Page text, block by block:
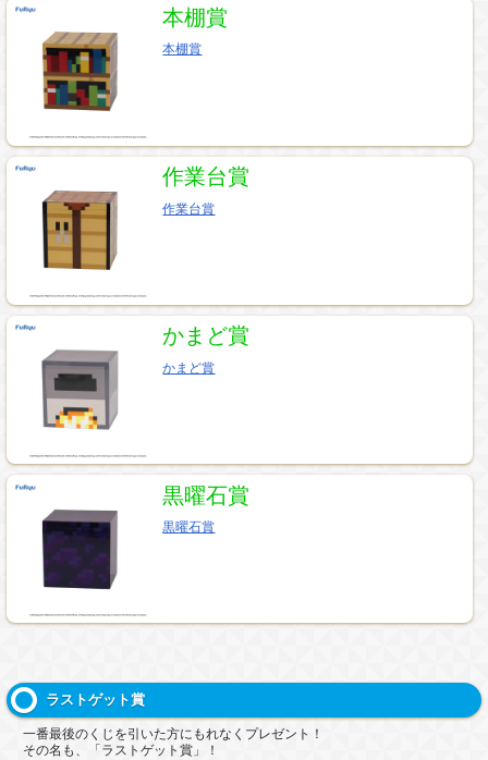
本棚賞
本棚賞
作業台賞
作業台賞
かまど賞
かまど賞
黒曜石賞
黒曜石賞
ラストゲット賞
一番最後のくじを引いた方にもれなくプレゼント！
その名も、「ラストゲット賞」！